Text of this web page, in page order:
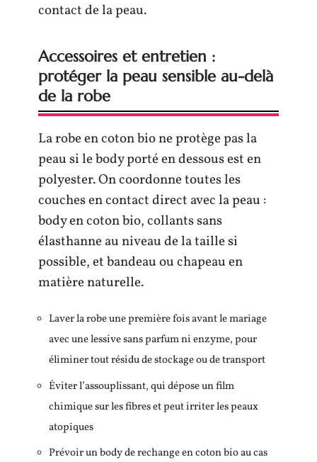
contact de la peau.
Accessoires et entretien :
protéger la peau sensible au-delà
de la robe
La robe en coton bio ne protège pas la
peau si le body porté en dessous est en
polyester. On coordonne toutes les
couches en contact direct avec la peau :
body en coton bio, collants sans
élasthanne au niveau de la taille si
possible, et bandeau ou chapeau en
matière naturelle.
Laver la robe une première fois avant le mariage
avec une lessive sans parfum ni enzyme, pour
éliminer tout résidu de stockage ou de transport
Éviter l’assouplissant, qui dépose un film
chimique sur les fibres et peut irriter les peaux
atopiques
Prévoir un body de rechange en coton bio au cas